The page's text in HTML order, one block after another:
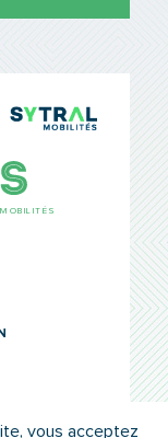
vous acceptez